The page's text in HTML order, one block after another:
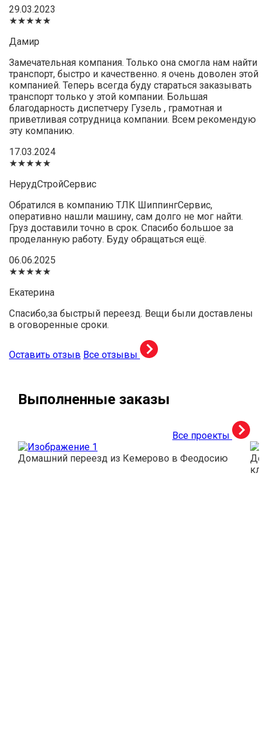
29.03.2023
★★★★★
Дамир
Замечательная компания. Только она смогла нам найти
транспорт, быстро и качественно. я очень доволен этой
компанией. Теперь всегда буду стараться заказывать
транспорт только у этой компании. Большая
благодарность диспетчеру Гузель , грамотная и
приветливая сотрудница компании. Всем рекомендую
эту компанию.
17.03.2024
★★★★★
НерудСтройСервис
Обратился в компанию ТЛК ШиппингСервис,
оперативно нашли машину, сам долго не мог найти.
Груз доставили точно в срок. Спасибо большое за
проделанную работу. Буду обращаться ещё.
06.06.2025
★★★★★
Екатерина
Спасибо,за быстрый переезд. Вещи были доставлены
в оговоренные сроки.
Оставить отзыв Все отзывы
Выполненные заказы
Все проекты
Домашний переезд из Кемерово в Феодосию